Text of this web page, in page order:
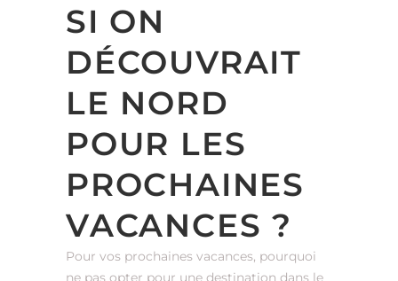
SI ON
DÉCOUVRAIT
LE NORD
POUR LES
PROCHAINES
VACANCES ?
Pour vos prochaines vacances, pourquoi
ne pas opter pour une destination dans le